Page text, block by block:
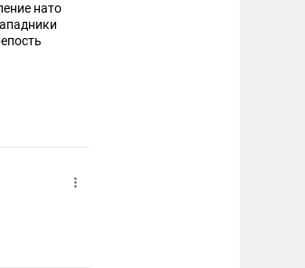
нато